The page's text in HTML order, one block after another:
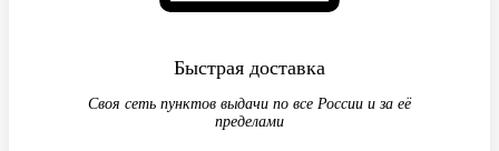
Быстрая доставка
Своя сеть пунктов выдачи по все России и за её
пределами